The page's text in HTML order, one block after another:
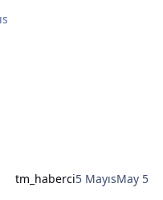
tm_haberci5 MayısMay 5